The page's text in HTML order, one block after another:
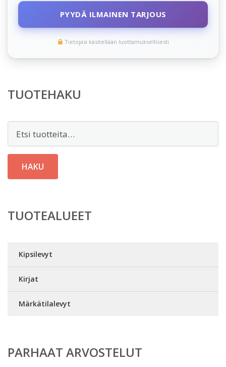
PYYDÄ ILMAINEN TARJOUS
Tietojasi käsitellään luottamuksellisesti
TUOTEHAKU
HAKU
TUOTEALUEET
Kipsilevyt
Kirjat
Märkätilalevyt
PARHAAT ARVOSTELUT